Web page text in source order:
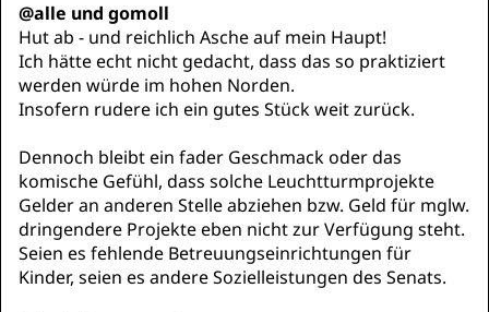
@alle und gomoll
Hut ab - und reichlich Asche auf mein Haupt!
Ich hätte echt nicht gedacht, dass das so praktiziert
werden würde im hohen Norden.
Insofern rudere ich ein gutes Stück weit zurück.
Dennoch bleibt ein fader Geschmack oder das
komische Gefühl, dass solche Leuchtturmprojekte
Gelder an anderen Stelle abziehen bzw. Geld für mglw.
dringendere Projekte eben nicht zur Verfügung steht.
Seien es fehlende Betreuungseinrichtungen für
Kinder, seien es andere Sozielleistungen des Senats.